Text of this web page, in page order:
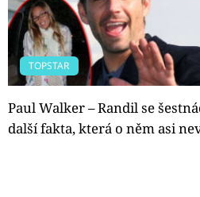
TOPSTAR
Paul Walker – Randil se
další fakta, která o něm asi